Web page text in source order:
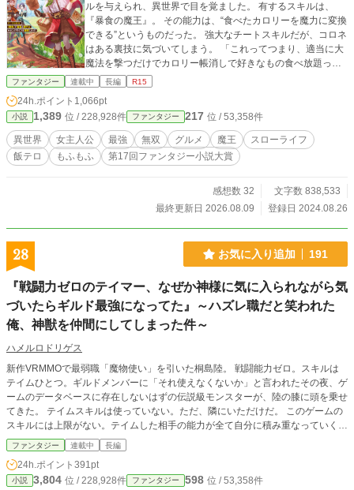
ルを与えられ、異世界で目を覚ました。 有するスキルは、
『暴食の魔王』。 その能力は、“食べたカロリーを魔力に変換
できる”というものだった。 強大なチートスキルだが、コロネ
はある裏技に気づいてしまう。 「これってつまり、適当に大
魔法を撃つだけでカロリー帳消しで好きなもの食べ放題って
こと！？」 そう。 このチートスキルの真価は新たな『ゼロカ
は、気ままに無双しつつ各地の異世界グルメを堪能しまく
る！ さらに、食に溺れる生活を楽しんでいたコロネは、次第
に自らの料理を提供したい思いが膨らんできて―― 「日本の
激ウマ料理も、異世界のド級ファンタジー飯も両方食べまく
ってやるぞぉおおおおおおおお！！」 コロネを中心に異世界
賞】で『奨励賞』を受賞しました！！！
ファンタジー 連載中 長編 R15
24h.ポイント 1,066pt
小説 1,389 位 / 228,928件 ファンタジー 217 位 / 53,358件
異世界 女主人公 最強 無双 グルメ 魔王
スローライフ
飯テロ
もふもふ 第17回ファンタジー小説大賞
感想数 32
文字数 838,533
最終更新日 2026.08.09
登録日 2024.08.26
28 お気に入り追加 191
『戦闘力ゼロのテイマー、なぜか神様に気に入られながら気
づいたらギルド最強になってた』～ハズレ職だと笑われた
俺、神獣を仲間にしてしまった件～
ハメルロドリゲス
新作VRMMOで最弱職「魔物使い」を引いた桐島陸。 戦闘能力ゼロ。スキルは
テイムひとつ。ギルドメンバーに「それ使えなくないか」と言われたその夜、ゲ
ームのデータベースに存在しないはずの伝説級モンスターが、陸の膝に頭を乗せ
てきた。 テイムスキルは使っていない。ただ、隣にいただけだ。 このゲームの
スキルには上限がない。テイムした相手の能力が全て自分に積み重なっていく。
つまり、強い相手が懐けば懐くほど、陸は強くなる。 問題は、懐いてくるのが
全員「本来テイム不可」の存在ばかりなことだ。伝説級の神獣。孤独を抱えた元
騎士団長。幻しか知らない神様まで。 命令しない。強制しない。ただ、向き
合う。 それだけで、なぜか最強が集まってくる。 そしてゲームの管理AIは、こ
ファンタジー 連載中 長編
24h.ポイント 391pt
小説 3,804 位 / 228,928件 ファンタジー 598 位 / 53,358件